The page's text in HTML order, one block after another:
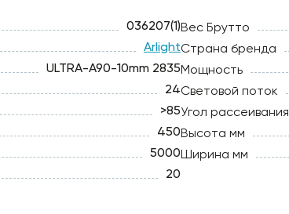
036207(1)Вес Брутто
ArlightСтрана бренда
ULTRA-A90-10mm 2835Мощность
24Световой поток
>85Угол рассеивания
450Высота мм
5000Ширина мм
20